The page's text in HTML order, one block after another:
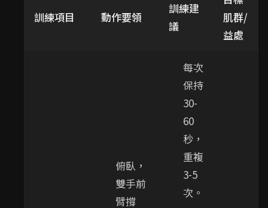
訓練項目 動作要領
訓練建
議
肌群/
益處
俯臥，
雙手前
臂撐
每次
保持
30-
60
秒，
重複
3-5
次。